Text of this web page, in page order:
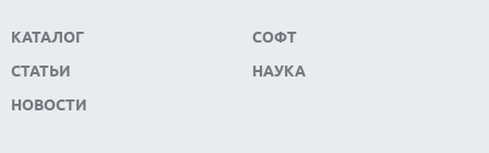
КАТАЛОГ
СТАТЬИ
НОВОСТИ
СОФТ
НАУКА